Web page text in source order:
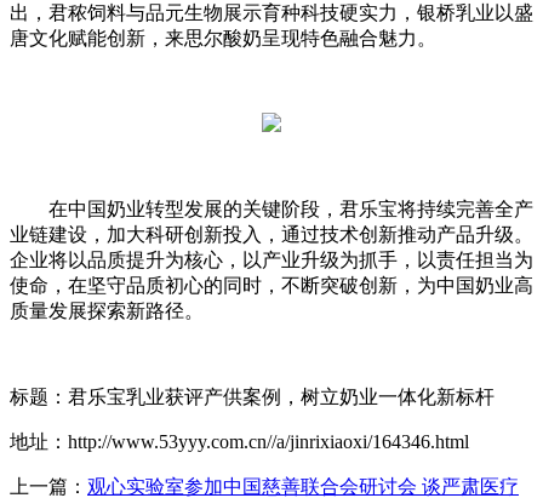
出，君秾饲料与品元生物展示育种科技硬实力，银桥乳业以盛
唐文化赋能创新，来思尔酸奶呈现特色融合魅力。
在中国奶业转型发展的关键阶段，君乐宝将持续完善全产
业链建设，加大科研创新投入，通过技术创新推动产品升级。
企业将以品质提升为核心，以产业升级为抓手，以责任担当为
使命，在坚守品质初心的同时，不断突破创新，为中国奶业高
质量发展探索新路径。
标题：君乐宝乳业获评产供案例，树立奶业一体化新标杆
地址：http://www.53yyy.com.cn//a/jinrixiaoxi/164346.html
上一篇： 观心实验室参加中国慈善联合会研讨会 谈严肃医疗